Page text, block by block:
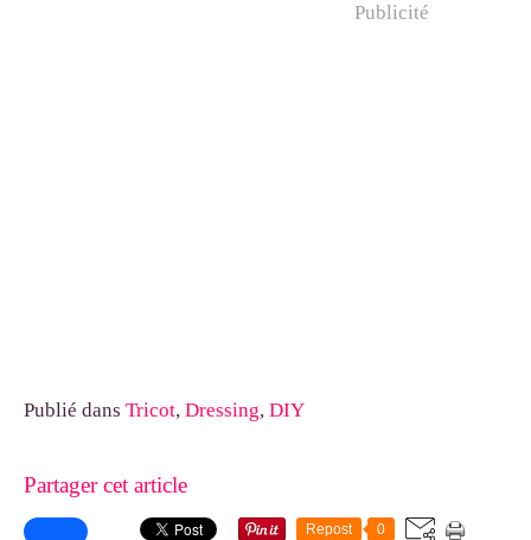
Publicité
Publié dans Tricot, Dressing, DIY
Partager cet article
Repost 0